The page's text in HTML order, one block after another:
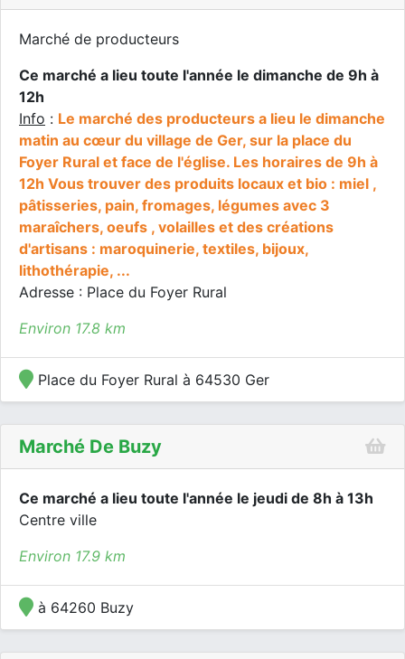
Marché de producteurs
Ce marché a lieu toute l'année le dimanche de 9h à
12h
Info : Le marché des producteurs a lieu le dimanche
matin au cœur du village de Ger, sur la place du
Foyer Rural et face de l'église. Les horaires de 9h à
12h Vous trouver des produits locaux et bio : miel ,
pâtisseries, pain, fromages, légumes avec 3
maraîchers, oeufs , volailles et des créations
d'artisans : maroquinerie, textiles, bijoux,
lithothérapie, ...
Adresse : Place du Foyer Rural
Environ 17.8 km
Place du Foyer Rural à 64530 Ger
Marché De Buzy
Ce marché a lieu toute l'année le jeudi de 8h à 13h
Centre ville
Environ 17.9 km
à 64260 Buzy